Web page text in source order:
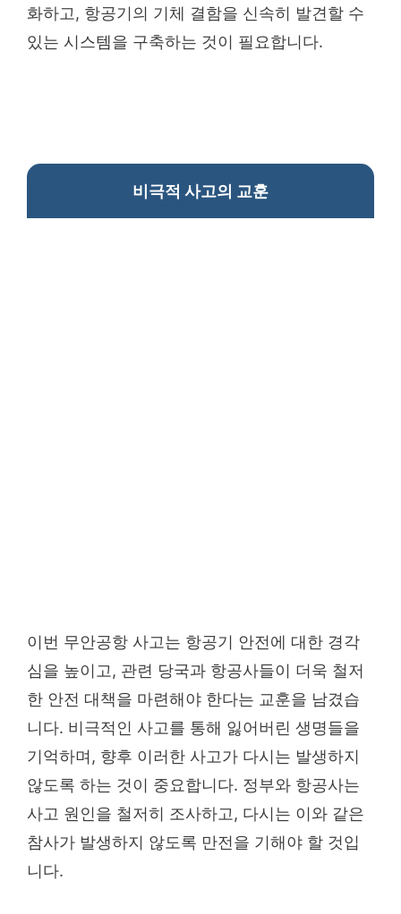
화하고, 항공기의 기체 결함을 신속히 발견할 수
있는 시스템을 구축하는 것이 필요합니다.
비극적 사고의 교훈
이번 무안공항 사고는 항공기 안전에 대한 경각
심을 높이고, 관련 당국과 항공사들이 더욱 철저
한 안전 대책을 마련해야 한다는 교훈을 남겼습
니다. 비극적인 사고를 통해 잃어버린 생명들을
기억하며, 향후 이러한 사고가 다시는 발생하지
않도록 하는 것이 중요합니다. 정부와 항공사는
사고 원인을 철저히 조사하고, 다시는 이와 같은
참사가 발생하지 않도록 만전을 기해야 할 것입
니다.